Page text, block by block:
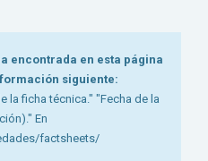
encontrada en esta página
siguiente:
la ficha técnica." "Fecha de la
En
factsheets/